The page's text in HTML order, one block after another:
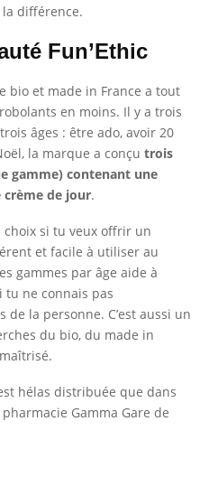
différence.
Fun’Ethic
bio et made in France a tout
en moins. Il y a trois
âges : être ado, avoir 20
la marque a conçu trois
gamme) contenant une
crème de jour.
choix si tu veux offrir un
et facile à utiliser au
gammes par âge aide à
ne connais pas
la personne. C’est aussi un
du bio, du made in
hélas distribuée que dans
Gamma Gare de